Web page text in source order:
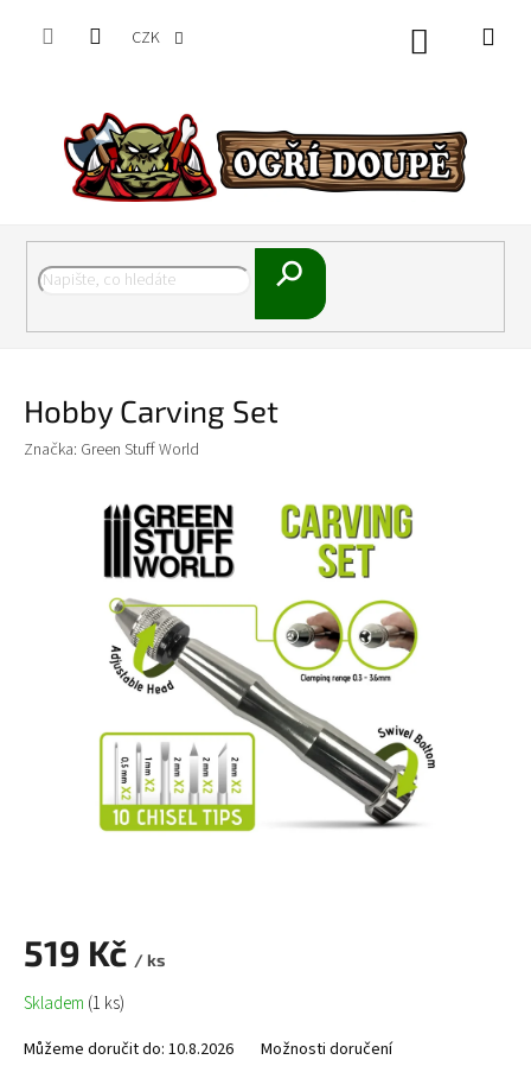
CZK
Hledat
Nákupní
Hobby Carving Set
Značka: Green Stuff World
519 Kč / ks
Měrná
cena:
Skladem (1 ks)
Můžeme doručit do: 10.8.2026 Možnosti doručení